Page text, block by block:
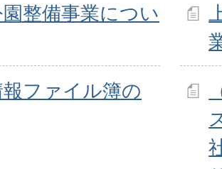
整備事業につい
ファイル簿の